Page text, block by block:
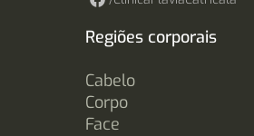
Regiões corporais
Cabelo
Corpo
Face